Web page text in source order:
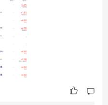
将重点投向双曲线三号可
批产、焦点二号液氧甲烷
海上回收配套工程、重型
心板块。资金落地将加速
进程，降低入轨发射